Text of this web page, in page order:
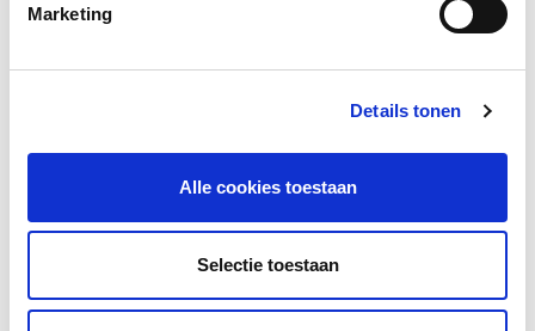
Marketing
Details tonen
Alle cookies toestaan
Selectie toestaan
streefniveaus zijn er?